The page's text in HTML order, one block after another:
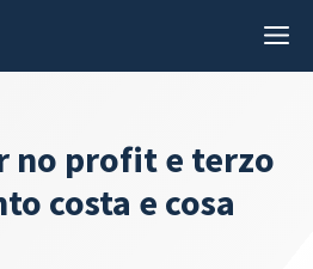
no profit e terzo
costa e cosa